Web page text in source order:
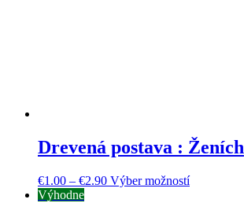
Drevená postava : Ženích
€1.00 – €2.90 Výber možností
Výhodne